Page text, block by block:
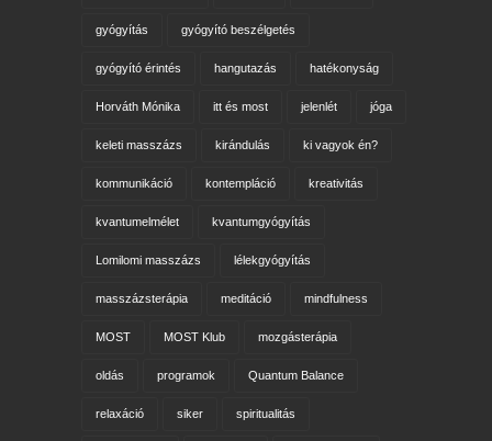
gyógyítás gyógyító beszélgetés
gyógyító érintés hangutazás hatékonyság
Horváth Mónika itt és most jelenlét jóga
keleti masszázs kirándulás ki vagyok én?
kommunikáció kontempláció kreativitás
kvantumelmélet kvantumgyógyítás
Lomilomi masszázs lélekgyógyítás
masszázsterápia meditáció mindfulness
MOST MOST Klub mozgásterápia
oldás programok Quantum Balance
relaxáció siker spiritualitás